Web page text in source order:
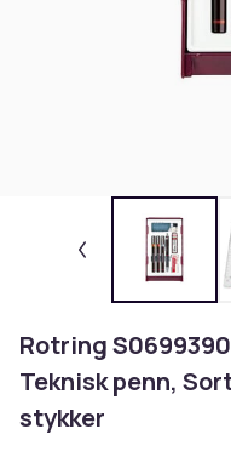
Rotring
Teknisk penn,
stykker